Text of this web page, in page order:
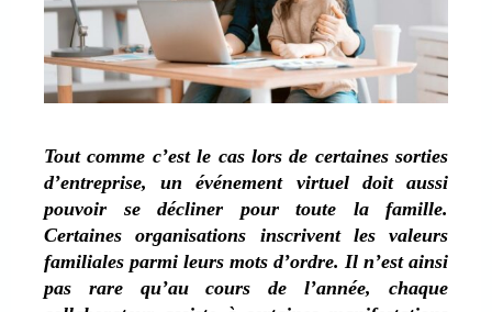
Tout comme c’est le cas lors de certaines sorties
d’entreprise, un événement virtuel doit aussi
pouvoir se décliner pour toute la famille.
Certaines organisations inscrivent les valeurs
familiales parmi leurs mots d’ordre. Il n’est ainsi
pas rare qu’au cours de l’année, chaque